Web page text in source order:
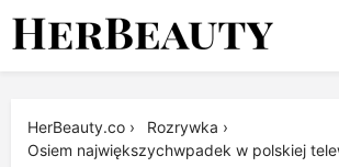
Skip
HerBeauty.co › Rozrywka ›
Osiem największychwpadek w polskiej